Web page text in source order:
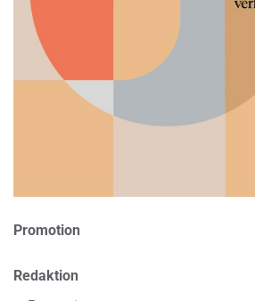
Promotion
Redaktion